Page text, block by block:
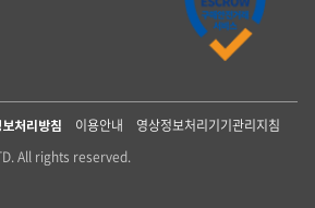
처리방침 이용안내
영상정보처리기기관리지침
All rights reserved.